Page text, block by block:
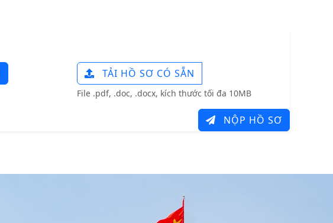
TẢI HỒ SƠ CÓ SẴN
File .pdf, .doc, .docx, kích thước tối đa 10MB
NỘP HỒ SƠ